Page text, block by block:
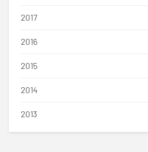
2017
2016
2015
2014
2013